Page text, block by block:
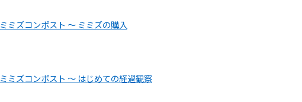
ミミズコンポスト ～ ミミズの購入
ミミズコンポスト ～ はじめての経過観察